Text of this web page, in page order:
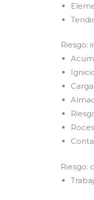
Riesgo:
Riesgo: